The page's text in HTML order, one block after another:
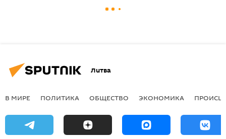
Литва
В МИРЕ ПОЛИТИКА ОБЩЕСТВО ЭКОНОМИКА